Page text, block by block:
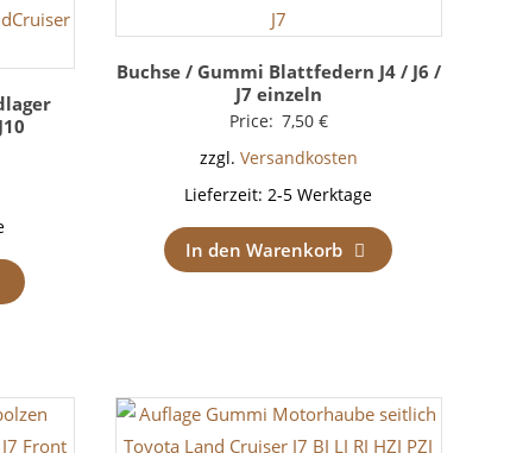
Buchse / Gummi Blattfedern J4 / J6 /
J7 einzeln
Price: 7,50 €
zzgl. Versandkosten
Lieferzeit:2-5 Werktage
In den Warenkorb